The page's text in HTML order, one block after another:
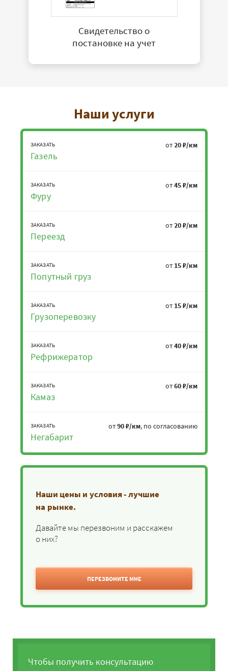
Свидетельство о
постановке на учет
Наши услуги
ЗАКАЗАТЬ
Газель
от20 ₽/км
ЗАКАЗАТЬ
Фуру
от45 ₽/км
ЗАКАЗАТЬ
Переезд
от20 ₽/км
ЗАКАЗАТЬ
Попутный груз
от 15 ₽/км
ЗАКАЗАТЬ
Грузоперевозку
от 15 ₽/км
ЗАКАЗАТЬ
Рефрижератор
от40 ₽/км
ЗАКАЗАТЬ
Камаз
от60 ₽/км
ЗАКАЗАТЬ
Негабарит
от90 ₽/км, по согласованию
Наши цены и условия - лучшие
на рынке.
Давайте мы перезвоним и расскажем
о них?
ПЕРЕЗВОНИТЕ МНЕ
Чтобы получить консультацию